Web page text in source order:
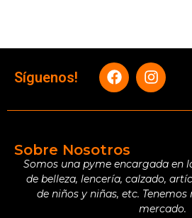
Síguenos!
Sobre Nosotros
Somos una pyme encargada en
de belleza, lencería, calzado,
de niños y niñas, etc. Tenemos
mercado.